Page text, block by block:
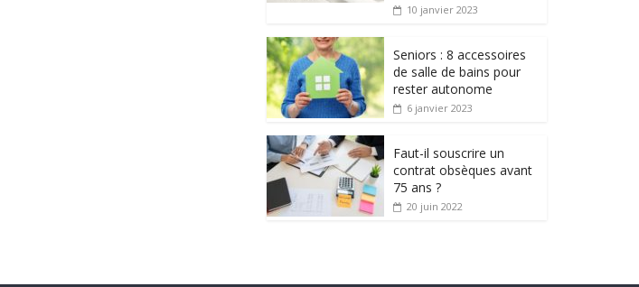
10 janvier 2023
Seniors : 8 accessoires
de salle de bains pour
rester autonome
6 janvier 2023
Faut-il souscrire un
contrat obsèques avant
75 ans ?
20 juin 2022